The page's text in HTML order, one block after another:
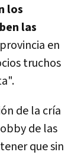
los
las
en
truchos
de la cría
de las
que sin